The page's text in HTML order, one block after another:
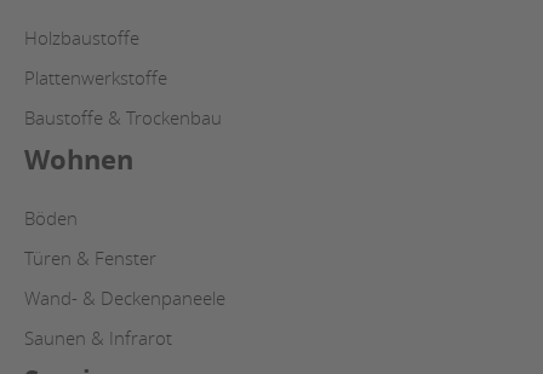
Holzbaustoffe
Plattenwerkstoffe
Baustoffe & Trockenbau
Wohnen
Böden
Türen & Fenster
Wand- & Deckenpaneele
Saunen & Infrarot